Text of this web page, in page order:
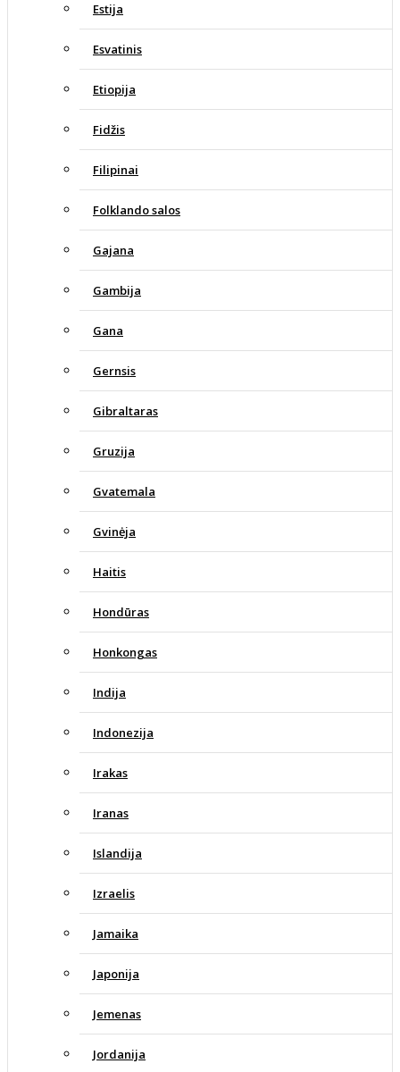
Estija
Esvatinis
Etiopija
Fidžis
Filipinai
Folklando salos
Gajana
Gambija
Gana
Gernsis
Gibraltaras
Gruzija
Gvatemala
Gvinėja
Haitis
Hondūras
Honkongas
Indija
Indonezija
Irakas
Iranas
Islandija
Izraelis
Jamaika
Japonija
Jemenas
Jordanija